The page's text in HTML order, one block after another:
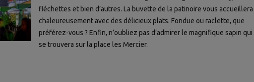
fléchettes et bien d’autres. La buvette de la patinoire vous accueillera
chaleureusement avec des délicieux plats. Fondue ou raclette, que
préférez-vous ? Enfin, n’oubliez pas d’admirer le magnifique sapin qui
se trouvera sur la place les Mercier.